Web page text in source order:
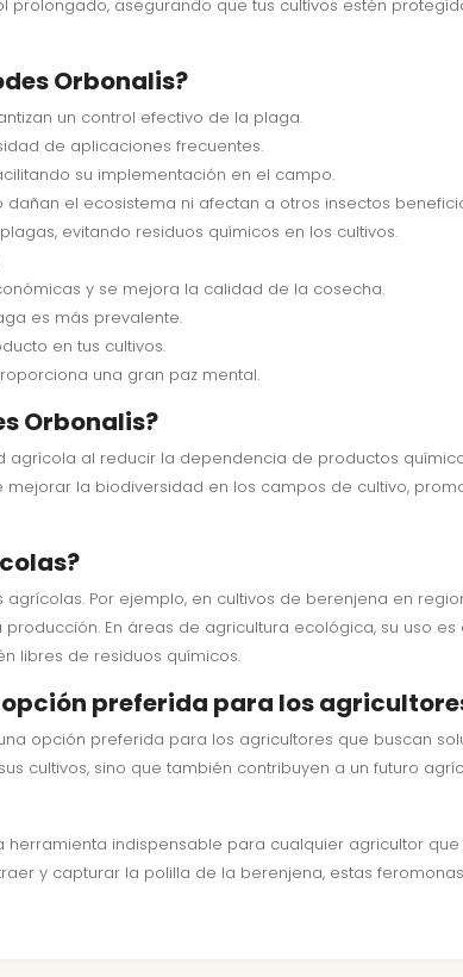
asegurando que tus cultivos estén
Orbonalis?
un control efectivo de la plaga.
de aplicaciones frecuentes.
su implementación en el campo.
el ecosistema ni afectan a otros insectos
evitando residuos químicos en los cultivos.
y se mejora la calidad de la cosecha.
es más prevalente.
en tus cultivos.
una gran paz mental.
Orbonalis?
al reducir la dependencia de productos
la biodiversidad en los campos de cultivo,
Por ejemplo, en cultivos de berenjena en
En áreas de agricultura ecológica, su uso es
libres de residuos químicos.
opción preferida para los
opción preferida para los agricultores que buscan
cultivos, sino que también contribuyen a un futuro
herramienta indispensable para cualquier agricultor
y capturar la polilla de la berenjena, estas